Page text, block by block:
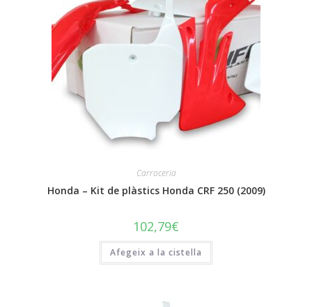
Carroceria
Honda – Kit de plàstics Honda CRF 250 (2009)
102,79€
Afegeix a la cistella